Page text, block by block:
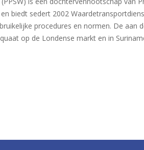
en biedt sedert 2002
procedures en normen. De aan
op de Londense markt en in